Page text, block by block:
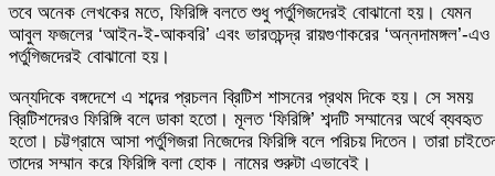
তবে অনেক লেখকের মতে, ফিরিঙ্গি বলতে শুধু পর্তুগিজদেরই বোঝানো হয়। যেমন
আবুল ফজলের ‘আইন-ই-আকবরি’ এবং ভারতচন্দ্র রায়গুণাকরের ‘অন্নদামঙ্গল’-এও
পর্তুগিজদেরই বোঝানো হয়।
অন্যদিকে বঙ্গদেশে এ শব্দের প্রচলন ব্রিটিশ শাসনের প্রথম দিকে হয়। সে সময়
ব্রিটিশদেরও ফিরিঙ্গি বলে ডাকা হতো। মূলত ‘ফিরিঙ্গি’ শব্দটি সম্মানের অর্থে ব্যবহৃত
হতো। চট্টগ্রামে আসা পর্তুগিজরা নিজেদের ফিরিঙ্গি বলে পরিচয় দিতেন। তারা
তাদের সম্মান করে ফিরিঙ্গি বলা হোক। নামের শুরুটা এভাবেই।